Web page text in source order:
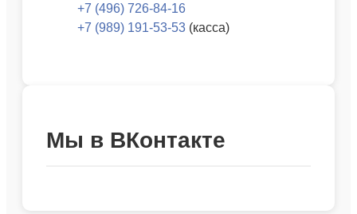
+7 (496) 726-84-16
+7 (989) 191-53-53 (касса)
Мы в ВКонтакте